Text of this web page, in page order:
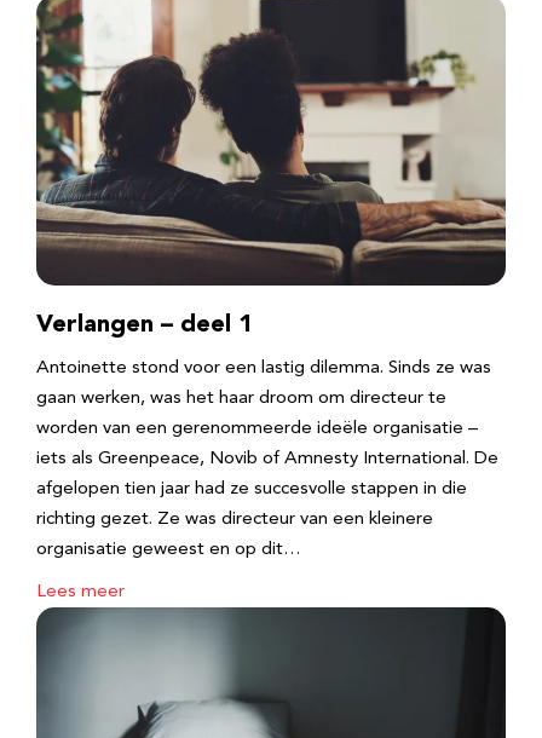
Verlangen – deel 1
Antoinette stond voor een lastig dilemma. Sinds ze was
gaan werken, was het haar droom om directeur te
worden van een gerenommeerde ideële organisatie –
iets als Greenpeace, Novib of Amnesty International. De
afgelopen tien jaar had ze succesvolle stappen in die
richting gezet. Ze was directeur van een kleinere
organisatie geweest en op dit…
Lees meer